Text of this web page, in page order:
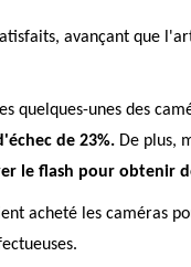
avançant que
quelques-unes des
de 23%. De plus,
le flash pour obtenir
acheté les caméras